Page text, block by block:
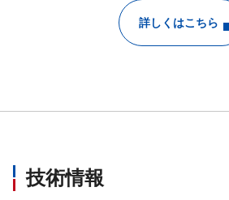
詳しくはこちら
技術情報